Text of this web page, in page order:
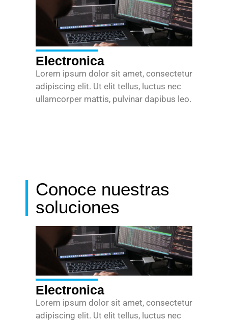
Electronica
Lorem ipsum dolor sit amet, consectetur
adipiscing elit. Ut elit tellus, luctus nec
ullamcorper mattis, pulvinar dapibus leo.
Conoce nuestras
soluciones
Electronica
Lorem ipsum dolor sit amet, consectetur
adipiscing elit. Ut elit tellus, luctus nec